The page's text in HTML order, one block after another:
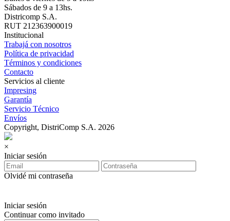
Sábados de 9 a 13hs.
Districomp S.A.
RUT 212363900019
Institucional
Trabajá con nosotros
Política de privacidad
Términos y condiciones
Contacto
Servicios al cliente
Impresing
Garantía
Servicio Técnico
Envíos
Copyright, DistriComp S.A. 2026
×
Iniciar sesión
Olvidé mi contraseña
Iniciar sesión
Continuar como invitado